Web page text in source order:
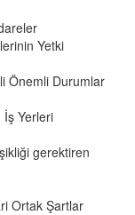
Yetki
Önemli Durumlar
Yerleri
gerektiren
Ortak Şartlar